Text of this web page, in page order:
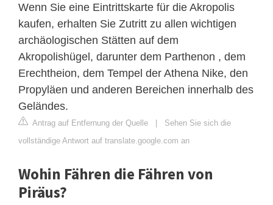
Wenn Sie eine Eintrittskarte für die Akropolis
kaufen, erhalten Sie Zutritt zu allen wichtigen
archäologischen Stätten auf dem
Akropolishügel, darunter dem Parthenon , dem
Erechtheion, dem Tempel der Athena Nike, den
Propyläen und anderen Bereichen innerhalb des
Geländes.
Antrag auf Entfernung der Quelle | Sehen Sie sich die
vollständige Antwort auf translate.google.com an
Wohin Fähren die Fähren von
Piräus?